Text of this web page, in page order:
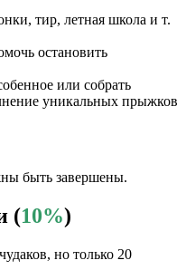
тир, летная школа и т.
остановить
или собрать
уникальных прыжков
быть завершены.
(10%)
но только 20